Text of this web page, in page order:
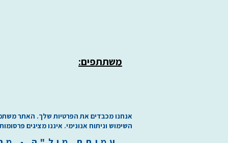
משתתפים:
אנחנו מכבדים את הפרטיות שלך. האתר משתמש
השימוש וניתוח אנונימי. איננו מציגים